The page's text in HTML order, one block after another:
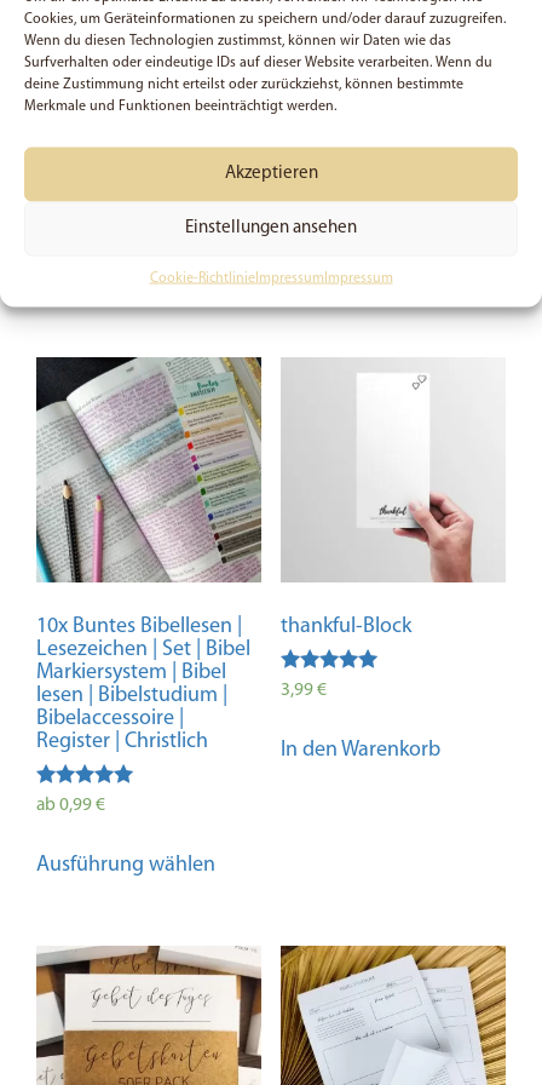
Cookies, um Geräteinformationen zu speichern und/oder darauf zuzugreifen.
Wenn du diesen Technologien zustimmst, können wir Daten wie das
Surfverhalten oder eindeutige IDs auf dieser Website verarbeiten. Wenn du
deine Zustimmung nicht erteilst oder zurückziehst, können bestimmte
Merkmale und Funktionen beeinträchtigt werden.
Akzeptieren
Einstellungen ansehen
Cookie-RichtlinieImpressum Impressum
5.00
Gebetskarten
5.00
€
In den Warenkorb
10x Buntes Bibellesen |
Lesezeichen | Set | Bibel
Markiersystem | Bibel
lesen | Bibelstudium |
Bibelaccessoire |
Register | Christlich
Bewertet
von 5
ab 0,99€
Ausführung wählen
Varianten
auf.
Die
Optionen
thankful-Block
Bewertet mit
3,99€
In den Warenkorb